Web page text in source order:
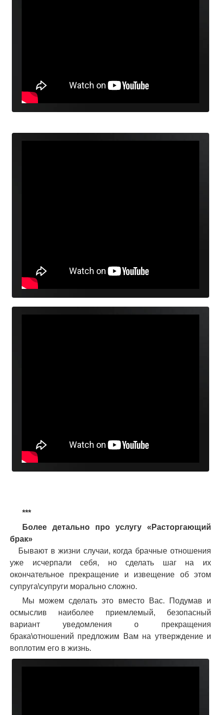
***
Более детально про услугу «Расторгающий
брак»
Бывают в жизни случаи, когда брачные отношения
уже исчерпали себя, но сделать шаг на их
окончательное прекращение и извещение об этом
супруга\супруги морально сложно.
Мы можем сделать это вместо Вас. Подумав и
осмыслив наиболее приемлемый, безопасный
вариант уведомления о прекращения
брака\отношений предложим Вам на утверждение и
воплотим его в жизнь.